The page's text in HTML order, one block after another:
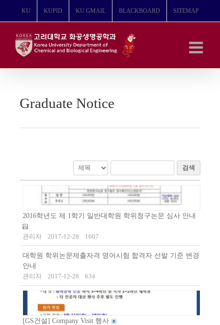
뛰
KU KUPID KU GMAIL BLACKBOARD SITEMAP
Graduate Notice
검색
2016학년도 제 1학기 일반대학원 학위청구논문 심사 안내
관리자 2017-12-28 1607
대학원 학위논문제출자격 영어시험 합격자 선발 기준 변경
안내
관리자
2017-12-28 634
[GS건설] Company Visit 행사